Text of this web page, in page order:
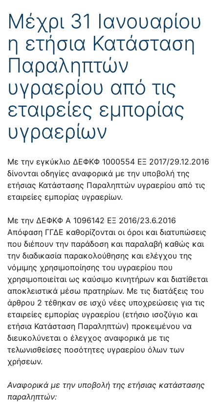
Μέχρι 31 Ιανουαρίου
η ετήσια Κατάσταση
Παραληπτών
υγραερίου από τις
εταιρείες εμπορίας
υγραερίων
Με την εγκύκλιο ΔΕΦΚΦ 1000554 ΕΞ 2017/29.12.2016
δίνονται οδηγίες αναφορικά με την υποβολή της
ετήσιας Κατάστασης Παραληπτών υγραερίου από τις
εταιρείες εμπορίας υγραερίων.
Με την ΔΕΦΚΦ Α 1096142 ΕΞ 2016/23.6.2016
Απόφαση ΓΓΔΕ καθορίζονται οι όροι και διατυπώσεις
που διέπουν την παράδοση και παραλαβή καθώς και
την διαδικασία παρακολούθησης και ελέγχου της
νόμιμης χρησιμοποίησης του υγραερίου που
χρησιμοποιείται ως καύσιμο κινητήρων και διατίθεται
αποκλειστικά μέσω πρατηρίων. Με τις διατάξεις του
άρθρου 2 τέθηκαν σε ισχύ νέες υποχρεώσεις για τις
εταιρείες εμπορίας υγραερίου (ετήσιο ισοζύγιο και
ετήσια Κατάσταση Παραληπτών) προκειμένου να
διευκολύνεται ο έλεγχος αναφορικά με τις
τελωνισθείσες ποσότητες υγραερίου όλων των
χρήσεων.
Αναφορικά με την υποβολή της ετήσιας κατάστασης
παραληπτών: